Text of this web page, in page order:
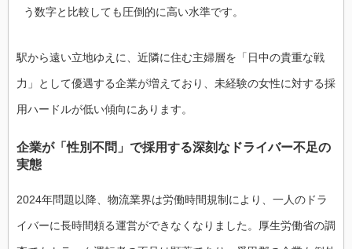
う数字と比較しても圧倒的に高い水準です。
駅から遠い立地ゆえに、近隣に住む主婦層を「日中の貴重な戦
力」として優遇する企業が増えており、未経験の女性に対する採
用ハードルが低い傾向にあります。
企業が「性別不問」で採用する深刻なドライバー不足の
実態
2024年問題以降、物流業界は労働時間規制により、一人のドラ
イバーに長時間頼る運営ができなくなりました。厚生労働省の調